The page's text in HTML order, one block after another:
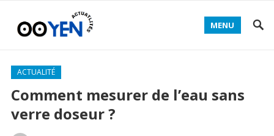
MENU
ACTUALITÉ
Comment mesurer de l’eau sans
verre doseur ?